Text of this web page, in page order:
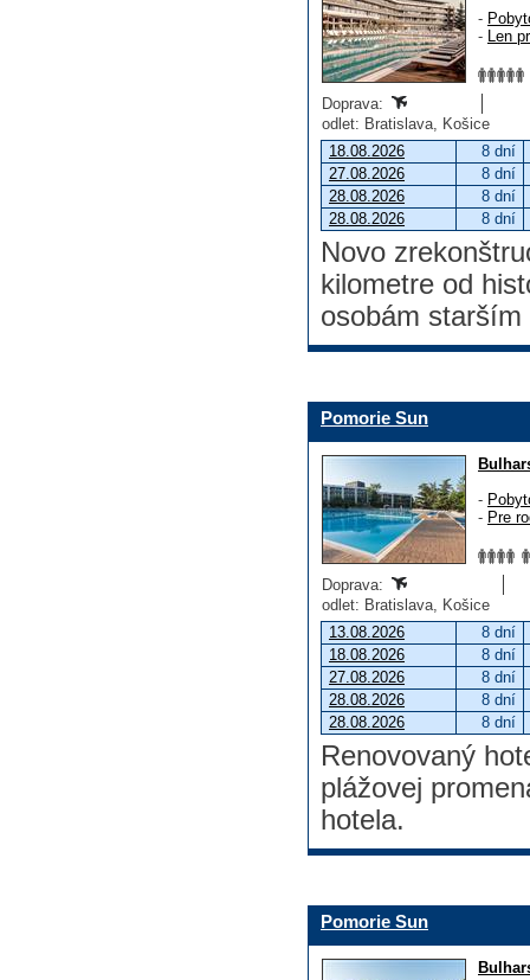
-
- Len
Doprava:
odlet: Bratislava, Košice
18.08.2026
8 dní
27.08.2026
8 dní
28.08.2026
8 dní
28.08.2026
8 dní
Novo
kilometre od
osobám starším
Pomorie Sun
-
- Pre
Doprava:
odlet: Bratislava, Košice
13.08.2026
8 dní
18.08.2026
8 dní
27.08.2026
8 dní
28.08.2026
8 dní
28.08.2026
8 dní
Renovovaný
plážovej
hotela.
Pomorie Sun